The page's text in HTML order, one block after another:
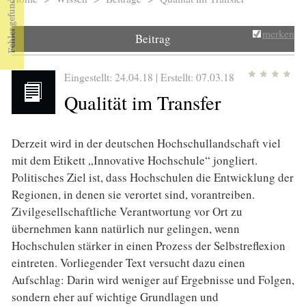
Sie sind hier
Beitrag merken
Eingestellt: 24.04.18 | Erstellt: 07.03.18
Qualität im Transfer
Derzeit wird in der deutschen Hochschullandschaft viel
mit dem Etikett „Innovative Hochschule“ jongliert.
Politisches Ziel ist, dass Hochschulen die Entwicklung der
Regionen, in denen sie verortet sind, vorantreiben.
Zivilgesellschaftliche Verantwortung vor Ort zu
übernehmen kann natürlich nur gelingen, wenn
Hochschulen stärker in einen Prozess der Selbstreflexion
eintreten. Vorliegender Text versucht dazu einen
Aufschlag: Darin wird weniger auf Ergebnisse und Folgen,
sondern eher auf wichtige Grundlagen und